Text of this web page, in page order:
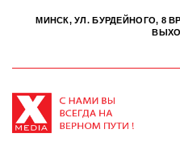
МИНСК, УЛ. БУРДЕЙНОГО, 8